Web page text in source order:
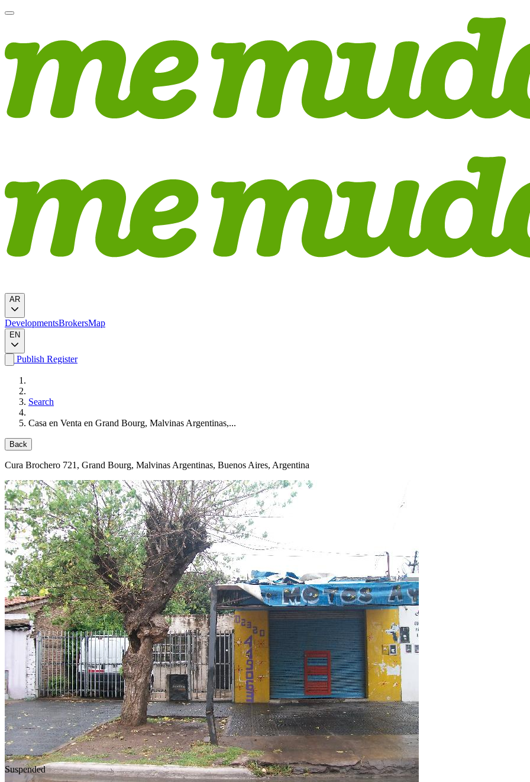
AR
DevelopmentsBrokersMap
EN
Publish Register
Search
Casa en Venta en Grand Bourg, Malvinas Argentinas,...
Back
Cura Brochero 721 , Grand Bourg, Malvinas Argentinas, Buenos Aires, Argentina
Suspended